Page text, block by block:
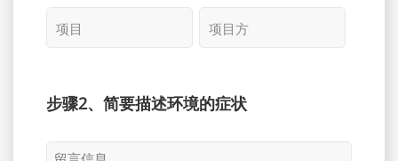
步骤2、简要描述环境的症状